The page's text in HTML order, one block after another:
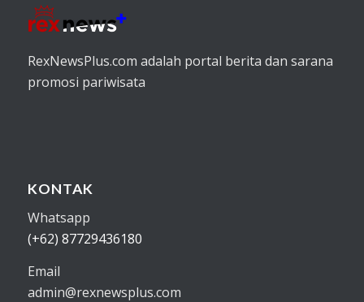
RexNewsPlus.com adalah portal berita dan sarana
promosi pariwisata
KONTAK
Whatsapp
(+62) 87729436180
Email
admin@rexnewsplus.com